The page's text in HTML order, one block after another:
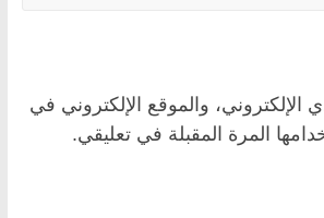
والموقع الإلكتروني في
المرة المقبلة في تعليقي.